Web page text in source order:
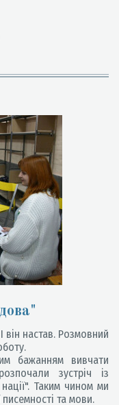
настав. Розмовний
бажанням вивчати
зустріч із
Таким чином ми
та мови.